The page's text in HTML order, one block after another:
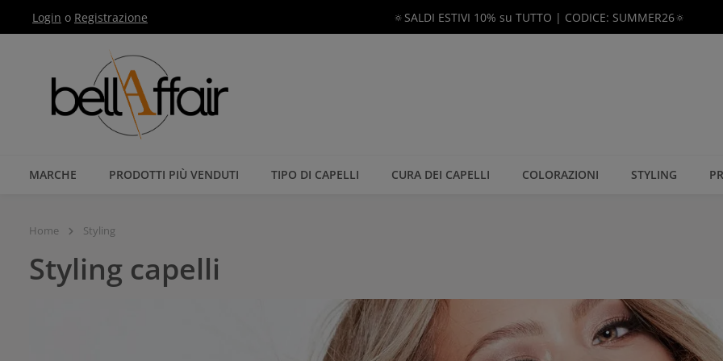
alla navigazione principale
Login o Registrazione 🔅SALDI ESTIVI 10% su TUTTO | CODICE: SUMMER26🔅
MARCHE PRODOTTI PIÙ VENDUTI TIPO DI CAPELLI CURA DEI CAPELLI COLORAZIONI STYLING
Home Styling
Styling capelli